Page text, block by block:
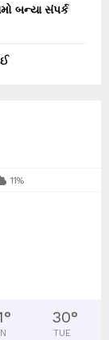
બન્યા સંપર્ક
11%
° 30°
TUE